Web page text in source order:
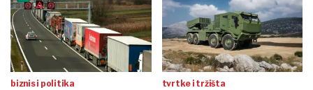
biznis i politika tvrtke i tržišta